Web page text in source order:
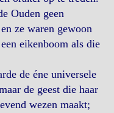
Ouden geen
ze waren gewoon
eikenboom als die
de éne universele
de geest die haar
wezen maakt;